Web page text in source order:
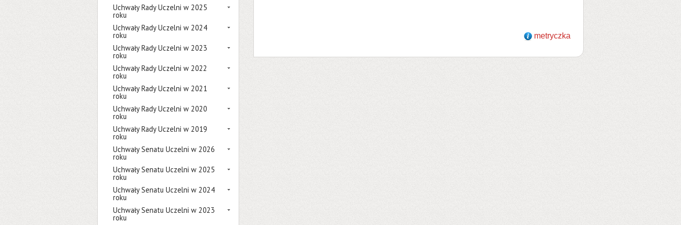
Uchwały Rady Uczelni w 2025
roku
Uchwały Rady Uczelni w 2024
roku
Uchwały Rady Uczelni w 2023
roku
Uchwały Rady Uczelni w 2022
roku
Uchwały Rady Uczelni w 2021
roku
Uchwały Rady Uczelni w 2020
roku
Uchwały Rady Uczelni w 2019
roku
Uchwały Senatu Uczelni w 2026
roku
Uchwały Senatu Uczelni w 2025
roku
Uchwały Senatu Uczelni w 2024
roku
Uchwały Senatu Uczelni w 2023
roku
metryczka